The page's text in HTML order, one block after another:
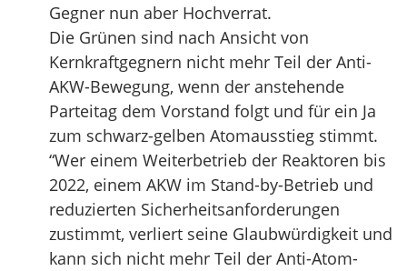
Gegner nun aber Hochverrat.
Die Grünen sind nach Ansicht von
Kernkraftgegnern nicht mehr Teil der Anti-
AKW-Bewegung, wenn der anstehende
Parteitag dem Vorstand folgt und für ein Ja
zum schwarz-gelben Atomausstieg stimmt.
“Wer einem Weiterbetrieb der Reaktoren bis
2022, einem AKW im Stand-by-Betrieb und
reduzierten Sicherheitsanforderungen
zustimmt, verliert seine Glaubwürdigkeit und
kann sich nicht mehr Teil der Anti-Atom-